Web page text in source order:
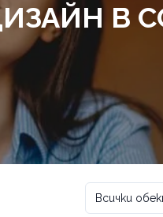
В
Всички